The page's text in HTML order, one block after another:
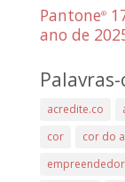
Pantone®
ano de
acredite.co
cor
cor do
empreendedor